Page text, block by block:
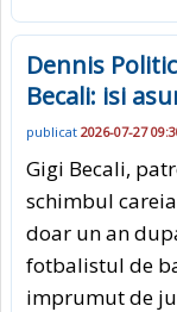
Dennis
Becali: isi
publicat 2026-07-27
Gigi Becali,
schimbul
doar un an
fotbalistul de
imprumut de